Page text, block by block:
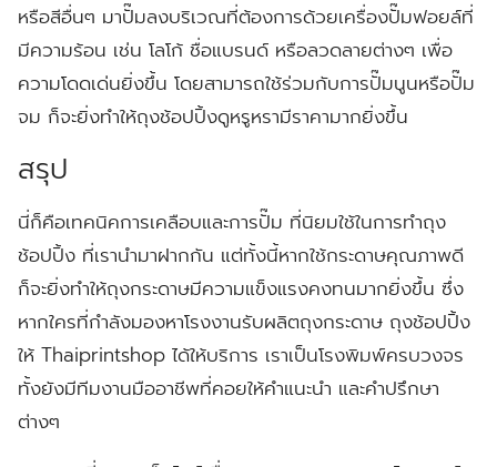
หรือสีอื่นๆ มาปั๊มลงบริเวณที่ต้องการด้วยเครื่องปั๊มฟอยล์ที่
มีความร้อน เช่น โลโก้ ชื่อแบรนด์ หรือลวดลายต่างๆ เพื่อ
ความโดดเด่นยิ่งขึ้น โดยสามารถใช้ร่วมกับการปั๊มนูนหรือปั๊ม
จม ก็จะยิ่งทำให้ถุงช้อปปิ้งดูหรูหรามีราคามากยิ่งขึ้น
สรุป
นี่ก็คือเทคนิคการเคลือบและการปั๊ม ที่นิยมใช้ในการทำถุง
ช้อปปิ้ง ที่เรานำมาฝากกัน แต่ทั้งนี้หากใช้กระดาษคุณภาพดี
ก็จะยิ่งทำให้ถุงกระดาษมีความแข็งแรงคงทนมากยิ่งขึ้น ซึ่ง
หากใครที่กำลังมองหาโรงงานรับผลิตถุงกระดาษ ถุงช้อปปิ้ง
ให้ Thaiprintshop ได้ให้บริการ เราเป็นโรงพิมพ์ครบวงจร
ทั้งยังมีทีมงานมืออาชีพที่คอยให้คำแนะนำ และคำปรึกษา
ต่างๆ